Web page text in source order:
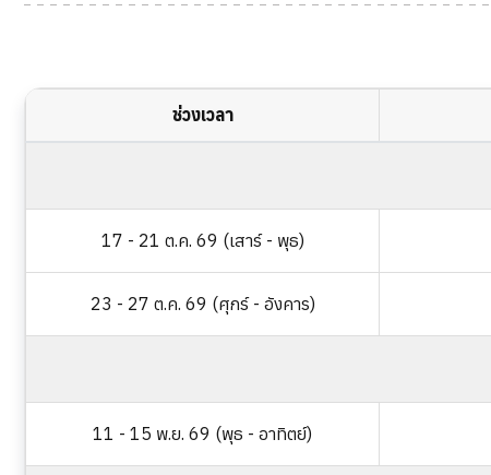
ช่วงเวลา
17 - 21 ต.ค. 69 (เสาร์ - พุธ)
23 - 27 ต.ค. 69 (ศุกร์ - อังคาร)
11 - 15 พ.ย. 69 (พุธ - อาทิตย์)